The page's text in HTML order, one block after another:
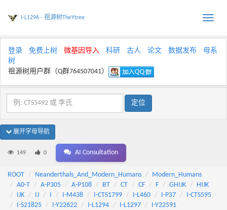
Toggle
I-L1296 - 祖源树TheYtree
登录 免费上树 微基因导入 科研 古人 论文 数据发布
母系
树
祖源树用户群（Q群764507041）
展开字母导航
149 0 AI Consultation
ROOT Neanderthals_And_Modern_Humans
Modern_Humans
A0-T
A-P305 A-P108 BT CT CF F GHIJK
HIJK
IJK
IJ I I-M438 I-CTS1799 I-L460 I-P37
I-CTS595
I-S21825
I-Y22622 I-L1294 I-L1297 I-Y22591